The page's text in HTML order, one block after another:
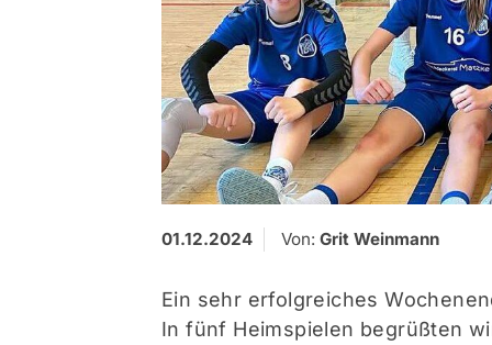
01.12.2024 Von: Grit Weinmann
Ein sehr erfolgreiches
In fünf Heimspielen begrüßten